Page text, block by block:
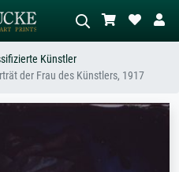
Künstler
der Frau des Künstlers, 1917